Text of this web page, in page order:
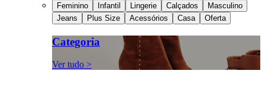
Feminino Infantil Lingerie Calçados
Masculino
Jeans
Plus Size Acessórios Casa Oferta
Categoria
Ver tudo >